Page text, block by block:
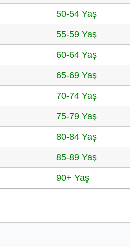
50-54 Yaş
55-59 Yaş
60-64 Yaş
65-69 Yaş
70-74 Yaş
75-79 Yaş
80-84 Yaş
85-89 Yaş
90+ Yaş